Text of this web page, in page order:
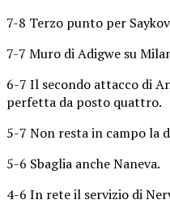
7-8 Terzo punto per
7-7 Muro di Adigwe su
6-7 Il secondo attacco di
perfetta da posto quattro.
5-7 Non resta in campo la
5-6 Sbaglia anche Naneva.
4-6 In rete il servizio di